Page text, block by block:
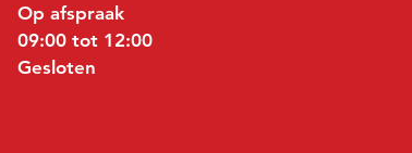
Op afspraak
09:00 tot 12:00
Gesloten